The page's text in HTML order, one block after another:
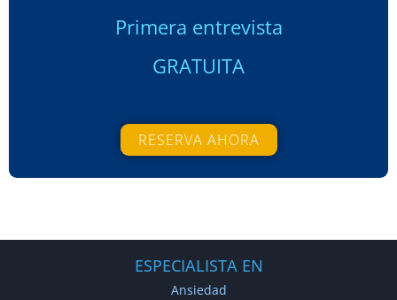
Primera entrevista
GRATUITA
RESERVA AHORA
ESPECIALISTA EN
Ansiedad